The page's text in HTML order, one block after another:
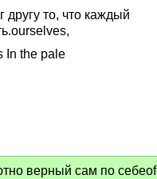
другу то, что каждый
In the pale
верный сам по себеof